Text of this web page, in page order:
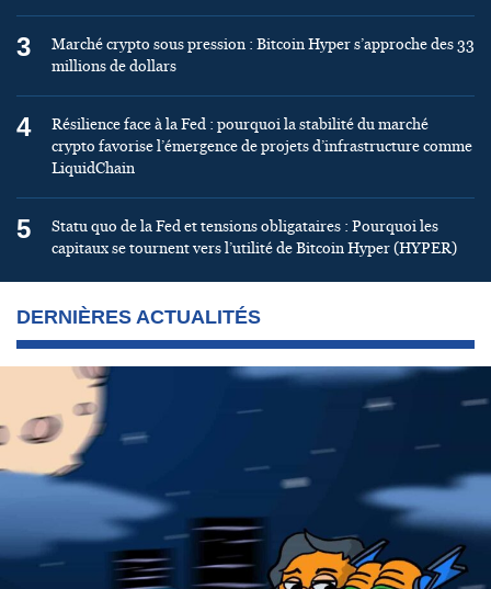
3
Marché crypto sous pression : Bitcoin Hyper s’approche des 33
millions de dollars
4
Résilience face à la Fed : pourquoi la stabilité du marché
crypto favorise l’émergence de projets d’infrastructure comme
LiquidChain
5
Statu quo de la Fed et tensions obligataires : Pourquoi les
capitaux se tournent vers l’utilité de Bitcoin Hyper (HYPER)
DERNIÈRES ACTUALITÉS